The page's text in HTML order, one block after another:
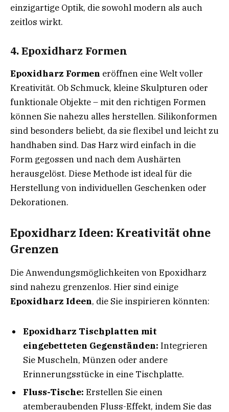
einzigartige Optik, die sowohl modern als auch
zeitlos wirkt.
4. Epoxidharz Formen
Epoxidharz Formen eröffnen eine Welt voller
Kreativität. Ob Schmuck, kleine Skulpturen oder
funktionale Objekte – mit den richtigen Formen
können Sie nahezu alles herstellen. Silikonformen
sind besonders beliebt, da sie flexibel und leicht zu
handhaben sind. Das Harz wird einfach in die
Form gegossen und nach dem Aushärten
herausgelöst. Diese Methode ist ideal für die
Herstellung von individuellen Geschenken oder
Dekorationen.
Epoxidharz Ideen: Kreativität ohne
Grenzen
Die Anwendungsmöglichkeiten von Epoxidharz
sind nahezu grenzenlos. Hier sind einige
Epoxidharz Ideen, die Sie inspirieren könnten:
Epoxidharz Tischplatten mit
eingebetteten Gegenständen: Integrieren
Sie Muscheln, Münzen oder andere
Erinnerungsstücke in eine Tischplatte.
Fluss-Tische: Erstellen Sie einen
atemberaubenden Fluss-Effekt, indem Sie das